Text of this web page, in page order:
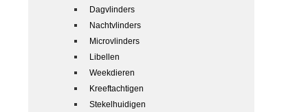
Dagvlinders
Nachtvlinders
Microvlinders
Libellen
Weekdieren
Kreeftachtigen
Stekelhuidigen